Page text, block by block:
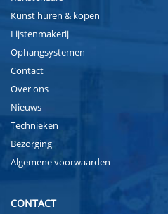
Kunst huren & kopen
Lijstenmakerij
Ophangsystemen
Contact
Over ons
Nieuws
Technieken
Bezorging
Algemene voorwaarden
CONTACT